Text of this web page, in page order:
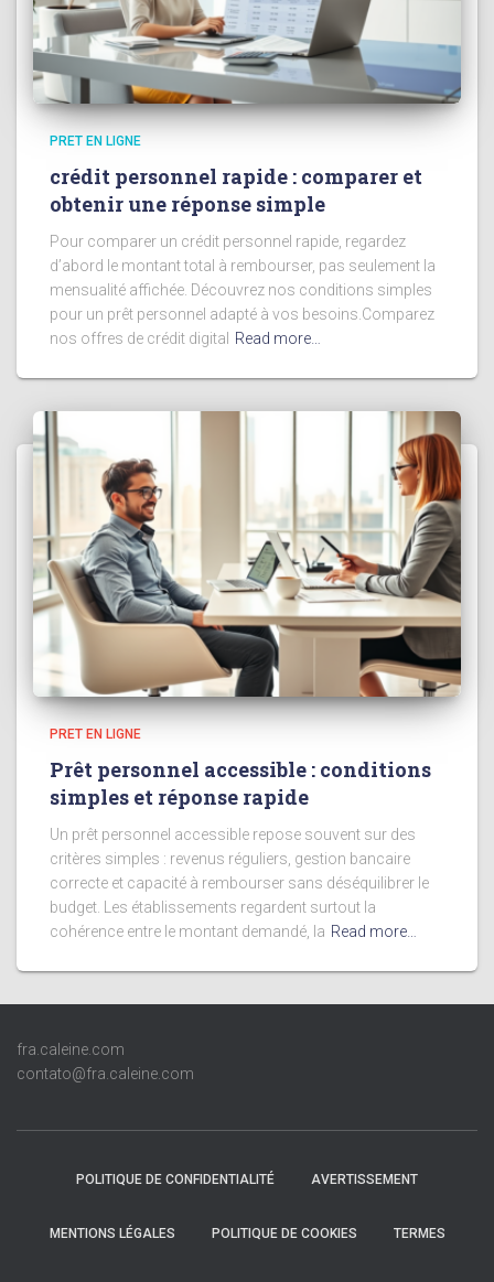
PRET EN LIGNE
crédit personnel rapide : comparer et
obtenir une réponse simple
Pour comparer un crédit personnel rapide, regardez
d’abord le montant total à rembourser, pas seulement la
mensualité affichée. Découvrez nos conditions simples
pour un prêt personnel adapté à vos besoins.Comparez
nos offres de crédit digital
Read more…
PRET EN LIGNE
Prêt personnel accessible : conditions
simples et réponse rapide
Un prêt personnel accessible repose souvent sur des
critères simples : revenus réguliers, gestion bancaire
correcte et capacité à rembourser sans déséquilibrer le
budget. Les établissements regardent surtout la
cohérence entre le montant demandé, la Read more…
fra.caleine.com
contato@fra.caleine.com
POLITIQUE DE CONFIDENTIALITÉ AVERTISSEMENT
MENTIONS LÉGALES POLITIQUE DE COOKIES TERMES